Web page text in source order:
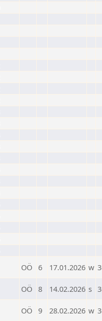
OÖ 6 17.01.2026 w
OÖ 8 14.02.2026 s
OÖ 9 28.02.2026 w